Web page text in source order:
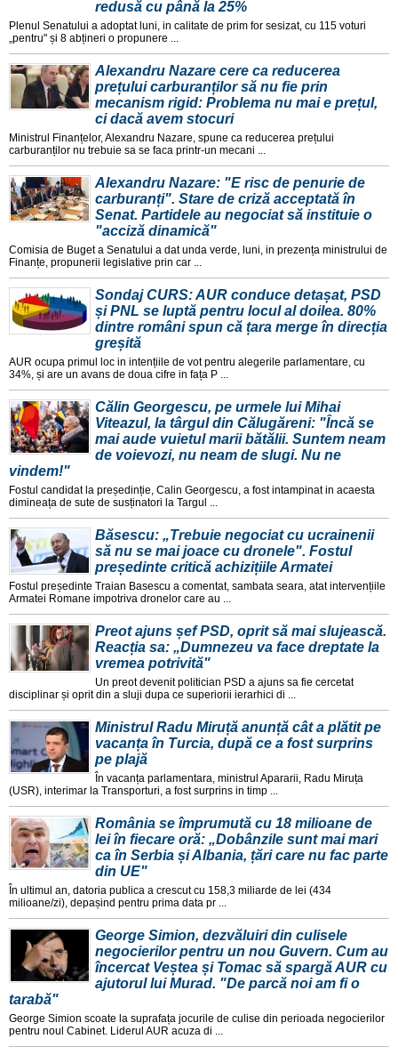
redusă cu până la 25%
Plenul Senatului a adoptat luni, in calitate de prim for sesizat, cu 115 voturi
„pentru" și 8 abțineri o propunere ...
Alexandru Nazare cere ca reducerea
prețului carburanților să nu fie prin
mecanism rigid: Problema nu mai e prețul,
ci dacă avem stocuri
Ministrul Finanțelor, Alexandru Nazare, spune ca reducerea prețului
carburanților nu trebuie sa se faca printr-un mecani ...
Alexandru Nazare: "E risc de penurie de
carburanți". Stare de criză acceptată în
Senat. Partidele au negociat să instituie o
"acciză dinamică"
Comisia de Buget a Senatului a dat unda verde, luni, in prezența ministrului de
Finanțe, propunerii legislative prin car ...
Sondaj CURS: AUR conduce detașat, PSD
și PNL se luptă pentru locul al doilea. 80%
dintre români spun că țara merge în direcția
greșită
AUR ocupa primul loc in intențiile de vot pentru alegerile parlamentare, cu
34%, și are un avans de doua cifre in fața P ...
Călin Georgescu, pe urmele lui Mihai
Viteazul, la târgul din Călugăreni: "Încă se
mai aude vuietul marii bătălii. Suntem neam
de voievozi, nu neam de slugi. Nu ne
vindem!"
Fostul candidat la președinție, Calin Georgescu, a fost intampinat in acaesta
dimineața de sute de susținatori la Targul ...
Băsescu: „Trebuie negociat cu ucrainenii
să nu se mai joace cu dronele". Fostul
președinte critică achizițiile Armatei
Fostul președinte Traian Basescu a comentat, sambata seara, atat intervențiile
Armatei Romane impotriva dronelor care au ...
Preot ajuns șef PSD, oprit să mai slujească.
Reacția sa: „Dumnezeu va face dreptate la
vremea potrivită"
Un preot devenit politician PSD a ajuns sa fie cercetat
disciplinar și oprit din a sluji dupa ce superiorii ierarhici di ...
Ministrul Radu Miruță anunță cât a plătit pe
vacanța în Turcia, după ce a fost surprins
pe plajă
În vacanța parlamentara, ministrul Apararii, Radu Miruța
(USR), interimar la Transporturi, a fost surprins in timp ...
România se împrumută cu 18 milioane de
lei în fiecare oră: „Dobânzile sunt mai mari
ca în Serbia și Albania, țări care nu fac parte
din UE"
În ultimul an, datoria publica a crescut cu 158,3 miliarde de lei (434
milioane/zi), depașind pentru prima data pr ...
George Simion, dezvăluiri din culisele
negocierilor pentru un nou Guvern. Cum au
încercat Veștea și Tomac să spargă AUR cu
ajutorul lui Murad. "De parcă noi am fi o
tarabă"
George Simion scoate la suprafața jocurile de culise din perioada negocierilor
pentru noul Cabinet. Liderul AUR acuza di ...